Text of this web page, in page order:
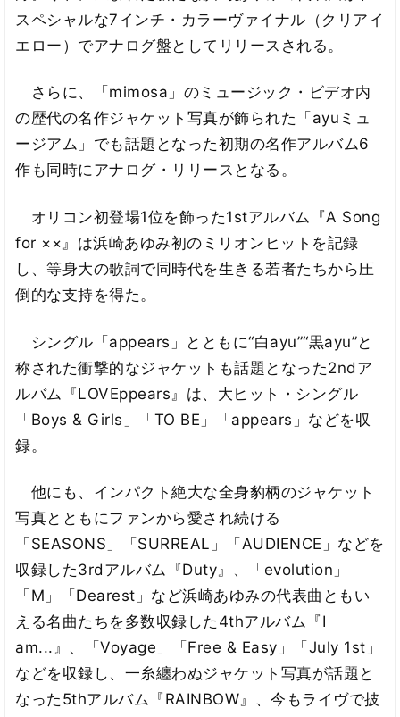
スペシャルな7インチ・カラーヴァイナル（クリアイ
エロー）でアナログ盤としてリリースされる。
さらに、「mimosa」のミュージック・ビデオ内
の歴代の名作ジャケット写真が飾られた「ayuミュ
ージアム」でも話題となった初期の名作アルバム6
作も同時にアナログ・リリースとなる。
オリコン初登場1位を飾った1stアルバム『A Song
for ××』は浜崎あゆみ初のミリオンヒットを記録
し、等身大の歌詞で同時代を生きる若者たちから圧
倒的な支持を得た。
シングル「appears」とともに“白ayu”“黒ayu”と
称された衝撃的なジャケットも話題となった2ndア
ルバム『LOVEppears』は、大ヒット・シングル
「Boys & Girls」「TO BE」「appears」などを収
録。
他にも、インパクト絶大な全身豹柄のジャケット
写真とともにファンから愛され続ける
「SEASONS」「SURREAL」「AUDIENCE」などを
収録した3rdアルバム『Duty』、「evolution」
「M」「Dearest」など浜崎あゆみの代表曲ともい
える名曲たちを多数収録した4thアルバム『I
am...』、「Voyage」「Free & Easy」「July 1st」
などを収録し、一糸纏わぬジャケット写真が話題と
なった5thアルバム『RAINBOW』、今もライヴで披